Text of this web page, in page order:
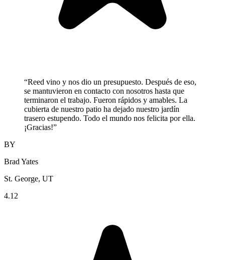
“Reed vino y nos dio un presupuesto. Después de eso,
se mantuvieron en contacto con nosotros hasta que
terminaron el trabajo. Fueron rápidos y amables. La
cubierta de nuestro patio ha dejado nuestro jardín
trasero estupendo. Todo el mundo nos felicita por ella.
¡Gracias!”
BY
Brad Yates
St. George, UT
4.12